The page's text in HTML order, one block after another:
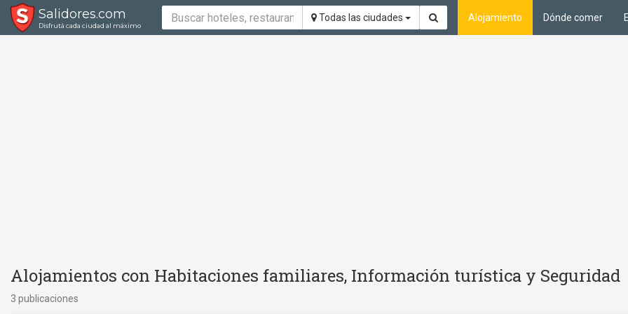
Salidores.com
Disfrutá cada ciudad al máximo
Todas las ciudades Alojamiento Dónde comer
Alojamientos con Habitaciones familiares, Información turística y Seguridad
3 publicaciones